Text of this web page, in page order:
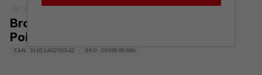
Broca Metal Bosch Aço Rápido HSS-
PointTeQ, 2 peças
EAN : 3165140292542 SKU : 2608595086